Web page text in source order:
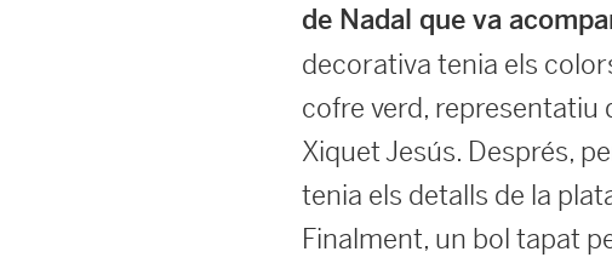
de Nadal que va
decorativa tenia els
cofre verd, representatiu
Xiquet Jesús. Després,
tenia els detalls de la
Finalment, un bol tapat